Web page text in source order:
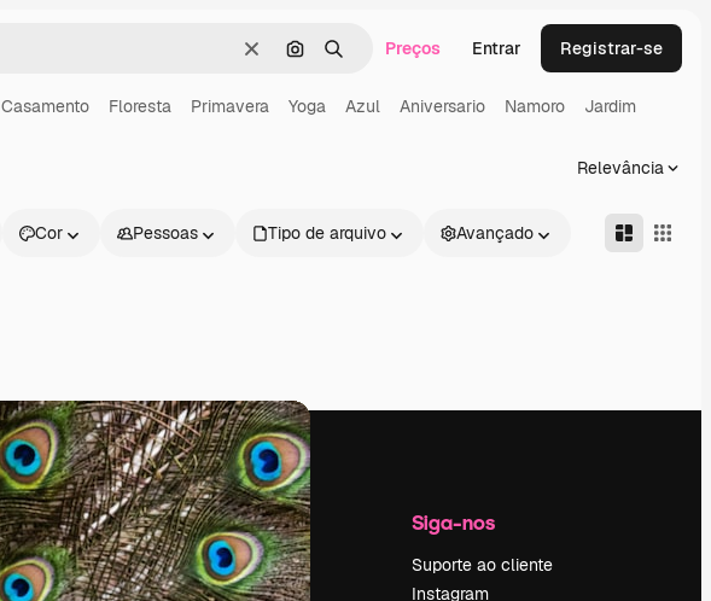
LimparPesquisar por imagem
BuscarPreços Entrar Registrar-se
Casamento Floresta Primavera Yoga Azul Aniversario Namoro Jardim
Relevância
Cor Pessoas Tipo de arquivo Avançado
Começar
Academy
Documentação
Empresa
Preços
Sobre nós
Siga-nos
Suporte ao cliente
Instagram